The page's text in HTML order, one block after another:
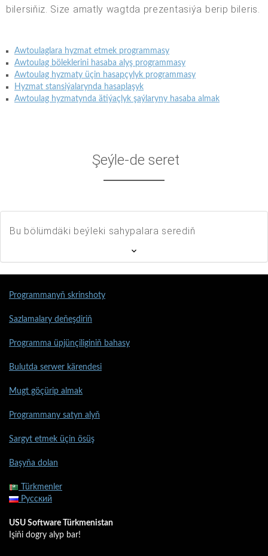
bilersiňiz. Size amatly wagtda prezentasiýa berip bileris.
Awtoulaglara hyzmat etmek programmasy
Awtoulag böleklerini hasaba alyş programmasy
Awtoulag hyzmaty üçin hasapçylyk programmasy
Hyzmat stansiýalarynda hasaplaşyk
Awtoulag hyzmatynda ätiýaçlyk şaýlaryny hasaba almak
Şeýle-de seret
Bu bölümdäki beýleki sahypalara serediň
Programmanyň skrinshoty
Sazlamalary deňeşdiriň
Programma üpjünçiliginiň bahasy
Bulutda serwer kärendesi
Mugt göçürip almak
Programmany satyn alyň
Sargyt etmek üçin ösüş
Başyňa dolan
Türkmenler
Русский
USU Software Türkmenistan
Işiňi dogry alyp bar!